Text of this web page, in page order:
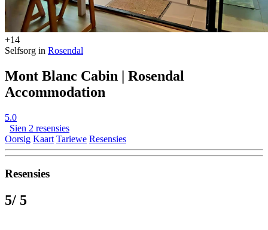
+14
Selfsorg in Rosendal
Mont Blanc Cabin | Rosendal
Accommodation
5.0
Sien 2 resensies
Oorsig Kaart Tariewe Resensies
Resensies
5/ 5